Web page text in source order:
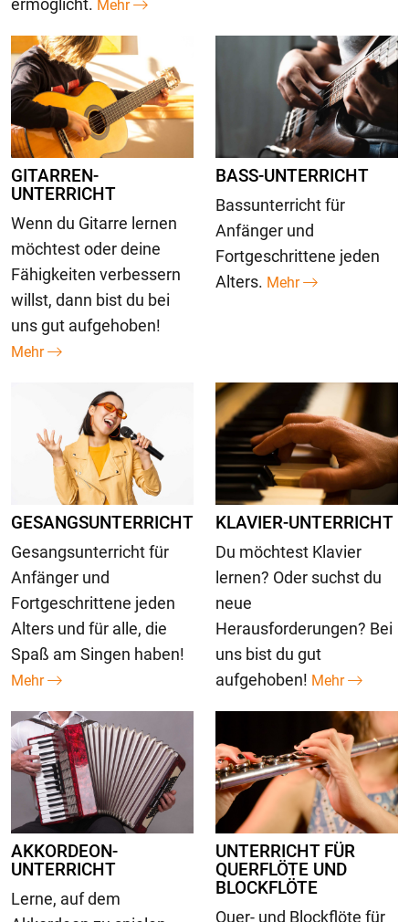
ermöglicht. Mehr
GITARREN-
UNTERRICHT
Wenn du Gitarre lernen
möchtest oder deine
Fähigkeiten verbessern
willst, dann bist du bei
uns gut aufgehoben!
Mehr
BASS-UNTERRICHT
Bassunterricht für
Anfänger und
Fortgeschrittene jeden
Alters. Mehr
GESANGSUNTERRICHT
Gesangsunterricht für
Anfänger und
Fortgeschrittene jeden
Alters und für alle, die
Spaß am Singen haben!
Mehr
KLAVIER-UNTERRICHT
Du möchtest Klavier
lernen? Oder suchst du
neue
Herausforderungen? Bei
uns bist du gut
aufgehoben! Mehr
AKKORDEON-
UNTERRICHT
Lerne, auf dem
UNTERRICHT FÜR
QUERFLÖTE UND
BLOCKFLÖTE
Quer- und Blockflöte für